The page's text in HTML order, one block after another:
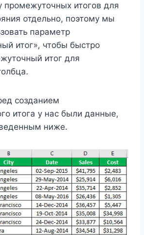
промежуточных итогов для
отдельно, поэтому мы
параметр
итог», чтобы быстро
итог для
созданием
итога у нас были данные,
ниже.